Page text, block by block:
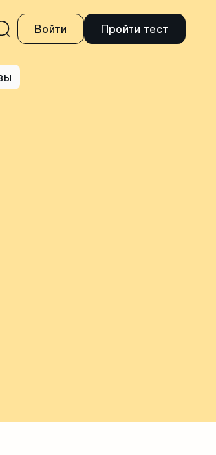
Войти Пройти тест